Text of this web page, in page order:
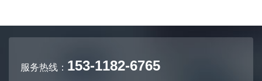
服务热线： 153-1182-6765